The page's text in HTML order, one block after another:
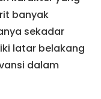
banyak
sekadar
latar belakang
dalam